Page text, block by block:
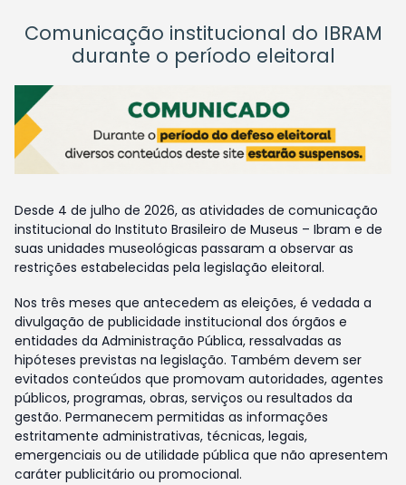
Comunicação institucional do IBRAM
durante o período eleitoral
Desde 4 de julho de 2026, as atividades de comunicação
institucional do Instituto Brasileiro de Museus – Ibram e de
suas unidades museológicas passaram a observar as
restrições estabelecidas pela legislação eleitoral.
Nos três meses que antecedem as eleições, é vedada a
divulgação de publicidade institucional dos órgãos e
entidades da Administração Pública, ressalvadas as
hipóteses previstas na legislação. Também devem ser
evitados conteúdos que promovam autoridades, agentes
públicos, programas, obras, serviços ou resultados da
gestão. Permanecem permitidas as informações
estritamente administrativas, técnicas, legais,
emergenciais ou de utilidade pública que não apresentem
caráter publicitário ou promocional.